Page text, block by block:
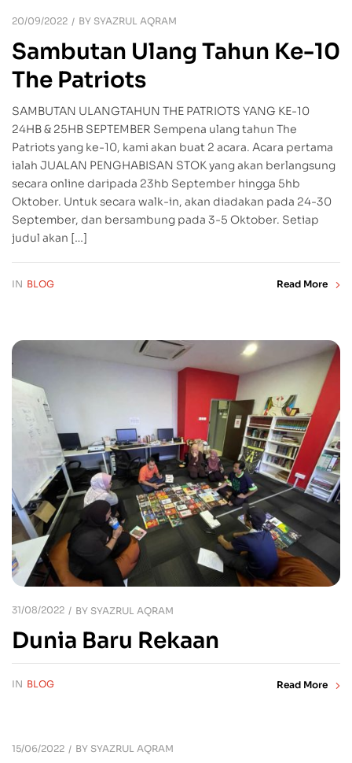
20/09/2022 BY SYAZRUL AQRAM
Sambutan Ulang Tahun Ke-10
The Patriots
SAMBUTAN ULANGTAHUN THE PATRIOTS YANG KE-10
24HB & 25HB SEPTEMBER Sempena ulang tahun The
Patriots yang ke-10, kami akan buat 2 acara. Acara pertama
ialah JUALAN PENGHABISAN STOK yang akan berlangsung
secara online daripada 23hb September hingga 5hb
Oktober. Untuk secara walk-in, akan diadakan pada 24-30
September, dan bersambung pada 3-5 Oktober. Setiap
judul akan […]
IN BLOG Read More
31/08/2022 BY SYAZRUL AQRAM
Dunia Baru Rekaan
IN BLOG Read More
15/06/2022 BY SYAZRUL AQRAM